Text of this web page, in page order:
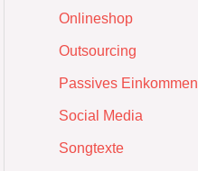
Onlineshop
Outsourcing
Passives Einkommen
Social Media
Songtexte